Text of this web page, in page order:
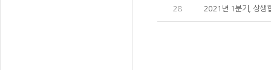
28 2021년 1분기, 상생